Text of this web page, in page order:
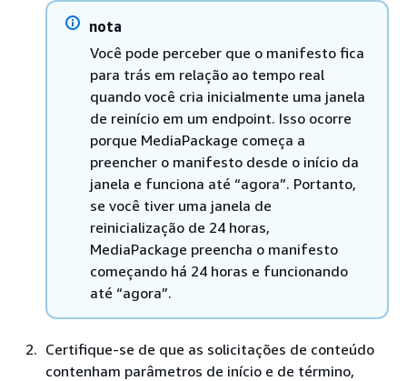
nota
Você pode perceber que o manifesto fica
para trás em relação ao tempo real
quando você cria inicialmente uma janela
de reinício em um endpoint. Isso ocorre
porque MediaPackage começa a
preencher o manifesto desde o início da
janela e funciona até “agora”. Portanto,
se você tiver uma janela de
reinicialização de 24 horas,
MediaPackage preencha o manifesto
começando há 24 horas e funcionando
até “agora”.
Certifique-se de que as solicitações de conteúdo
contenham parâmetros de início e de término,